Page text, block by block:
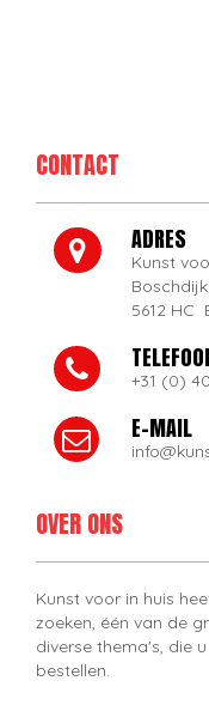
CONTACT
ADRES
Kunst
5612 HC
+31 (0)
E-MAIL
OVER ONS
Kunst voor in huis
zoeken, één van de
diverse thema's, die
bestellen.